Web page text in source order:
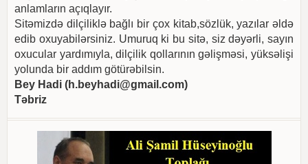
anlamların açıqlayır.
Sitəmizdə dilçiliklə bağlı bir çox kitab,sözlük, yazılar əldə
edib oxuyabilərsiniz. Umuruq ki bu sitə, siz dəyərli, sayın
oxucular yardımıyla, dilçilik qollarının gəlişməsi, yüksəlişi
yolunda bir addım götürəbilsin.
Bey Hadi (h.beyhadi@gmail.com)
Təbriz